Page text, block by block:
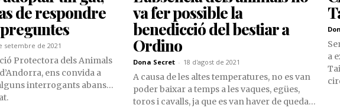
de respondre
setembre de 2021
Protectora dels Animals
ens convida a
interrogants abans
va fer possible la
benedicció del bestiar a
Ordino
Dona Secret - 18 d'agost de 2021
A causa de les altes temperatures, no es van
poder baixar a temps a les vaques, egües,
toros i cavalls, ja que es van haver de quedar
a